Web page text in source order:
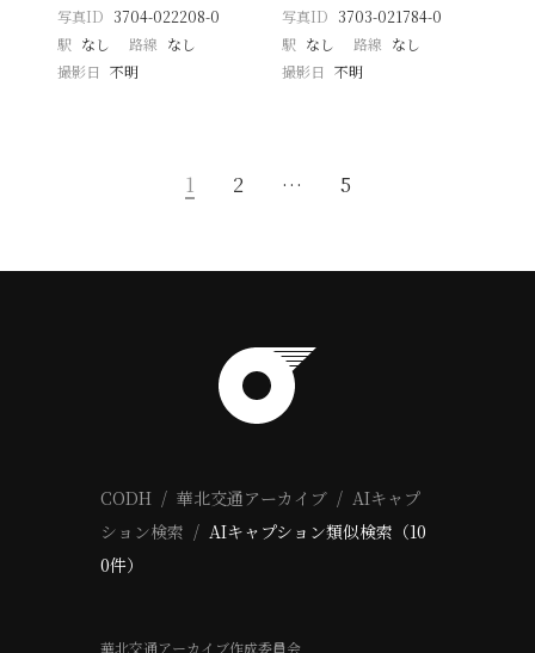
写真ID 3704-022208-0
駅 なし 路線 なし
撮影日
不明
写真ID 3703-021784-0
駅 なし 路線 なし
撮影日 不明
1 2 … 5
CODH 華北交通アーカイブ
AIキャプ
ション検索
AIキャプション類似検索（10
0件）
華北交通アーカイブ作成委員会